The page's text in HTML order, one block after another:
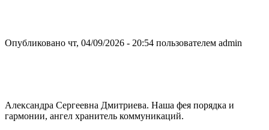
Опубликовано чт, 04/09/2026 - 20:54 пользователем admin
Александра Сергеевна Дмитриева. Наша фея порядка и
гармонии, ангел хранитель коммуникаций.